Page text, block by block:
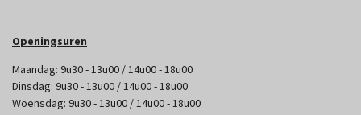
Openingsuren
Maandag: 9u30 - 13u00 / 14u00 - 18u00
Dinsdag: 9u30 - 13u00 / 14u00 - 18u00
Woensdag: 9u30 - 13u00 / 14u00 - 18u00